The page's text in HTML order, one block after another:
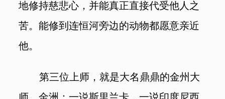
地修持慈悲心，并能真正直接代受他人之
苦。能修到连恒河旁边的动物都愿意亲近
他。
第三位上师，就是大名鼎鼎的金州大